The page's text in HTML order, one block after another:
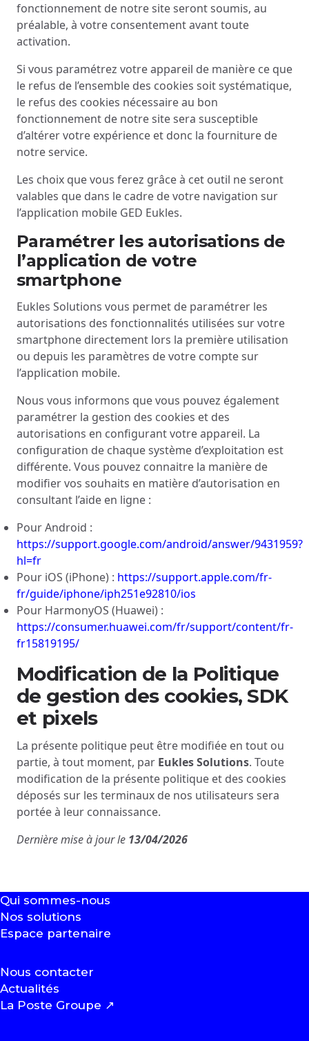
fonctionnement de notre site seront soumis, au
préalable, à votre consentement avant toute
activation.
Si vous paramétrez votre appareil de manière ce que
le refus de l’ensemble des cookies soit systématique,
le refus des cookies nécessaire au bon
fonctionnement de notre site sera susceptible
d’altérer votre expérience et donc la fourniture de
notre service.
Les choix que vous ferez grâce à cet outil ne seront
valables que dans le cadre de votre navigation sur
l’application mobile GED Eukles.
Paramétrer les autorisations de
l’application de votre
smartphone
Eukles Solutions vous permet de paramétrer les
autorisations des fonctionnalités utilisées sur votre
smartphone directement lors la première utilisation
ou depuis les paramètres de votre compte sur
l’application mobile.
Nous vous informons que vous pouvez également
paramétrer la gestion des cookies et des
autorisations en configurant votre appareil. La
configuration de chaque système d’exploitation est
différente. Vous pouvez connaitre la manière de
modifier vos souhaits en matière d’autorisation en
consultant l’aide en ligne :
Pour Android :
https://support.google.com/android/answer/9431959?
hl=fr
Pour iOS (iPhone) : https://support.apple.com/fr-
fr/guide/iphone/iph251e92810/ios
Pour HarmonyOS (Huawei) :
https://consumer.huawei.com/fr/support/content/fr-
fr15819195/
Modification de la Politique
de gestion des cookies, SDK
et pixels
La présente politique peut être modifiée en tout ou
partie, à tout moment, par Eukles Solutions. Toute
modification de la présente politique et des cookies
déposés sur les terminaux de nos utilisateurs sera
portée à leur connaissance.
Dernière mise à jour le 13/04/2026
Qui sommes-nous
Nos solutions
Espace partenaire
Nous contacter
Actualités
La Poste Groupe ↗